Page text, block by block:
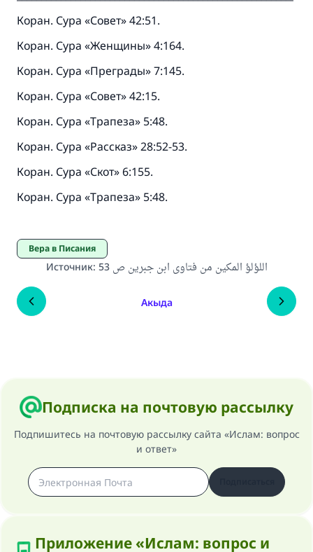
Коран. Сура «Совет» 42:51.
Коран. Сура «Женщины» 4:164.
Коран. Сура «Преграды» 7:145.
Коран. Сура «Совет» 42:15.
Коран. Сура «Трапеза» 5:48.
Коран. Сура «Рассказ» 28:52-53.
Коран. Сура «Скот» 6:155.
Коран. Сура «Трапеза» 5:48.
Вера в Писания
Источник: اللؤلؤ المكين من فتاوى ابن جبرين ص 53
Акыда
Подписка на почтовую рассылку
Подпишитесь на почтовую рассылку сайта «Ислам: вопрос
и ответ»
Приложение «Ислам: вопрос и